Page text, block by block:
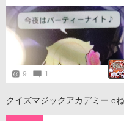
宜しくお願いします。
9 1
クイズマジックアカデミー e